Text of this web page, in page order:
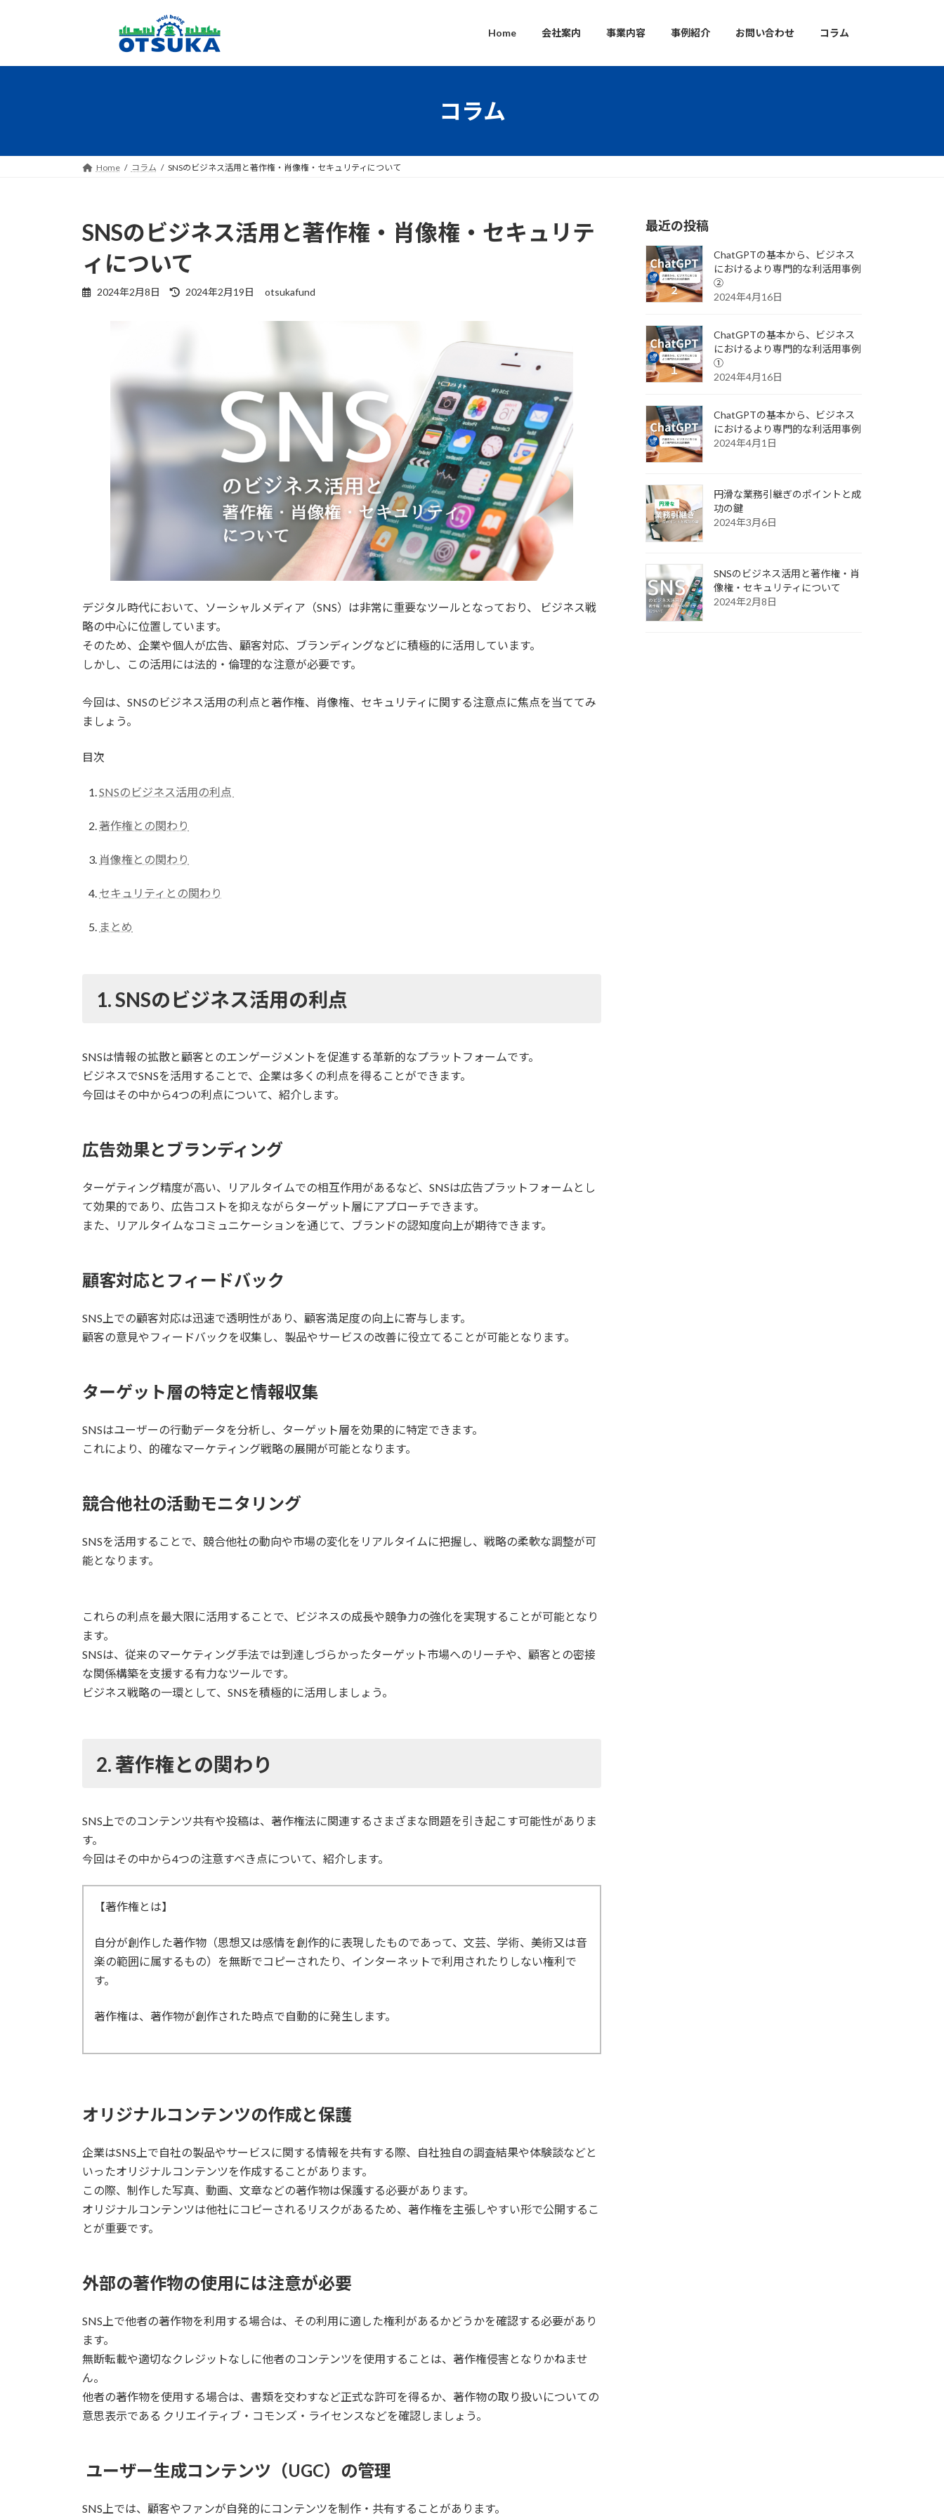
プ
動
Home 会社案内 事業内容 事例紹介 お問い合わせ コラム
コラム
Home コラム SNSのビジネス活用と著作権・肖像権・セキュリティについて
SNSのビジネス活用と著作権・肖像権・セキュリテ
ィについて
2024年2月8日
最
2024年2月19日 otsukafund
デジタル時代において、ソーシャルメディア（SNS）は非常に重要なツールとなっており、 ビジネス戦
略の中心に位置しています。
そのため、企業や個人が広告、顧客対応、ブランディングなどに積極的に活用しています。
しかし、この活用には法的・倫理的な注意が必要です。
今回は、SNSのビジネス活用の利点と著作権、肖像権、セキュリティに関する注意点に焦点を当ててみ
ましょう。
目次
SNSのビジネス活用の利点
著作権との関わり
肖像権との関わり
セキュリティとの関わり
まとめ
1.SNSのビジネス活用の利点
SNSは情報の拡散と顧客とのエンゲージメントを促進する革新的なプラットフォームです。
ビジネスでSNSを活用することで、企業は多くの利点を得ることができます。
今回はその中から4つの利点について、紹介します。
広告効果とブランディング
ターゲティング精度が高い、リアルタイムでの相互作用があるなど、SNSは広告プラットフォームとし
て効果的であり、広告コストを抑えながらターゲット層にアプローチできます。
また、リアルタイムなコミュニケーションを通じて、ブランドの認知度向上が期待できます。
顧客対応とフィードバック
SNS上での顧客対応は迅速で透明性があり、顧客満足度の向上に寄与します。
顧客の意見やフィードバックを収集し、製品やサービスの改善に役立てることが可能となります。
ターゲット層の特定と情報収集
SNSはユーザーの行動データを分析し、ターゲット層を効果的に特定できます。
これにより、的確なマーケティング戦略の展開が可能となります。
競合他社の活動モニタリング
SNSを活用することで、競合他社の動向や市場の変化をリアルタイムに把握し、戦略の柔軟な調整が可
能となります。
これらの利点を最大限に活用することで、ビジネスの成長や競争力の強化を実現することが可能となり
ます。
SNSは、従来のマーケティング手法では到達しづらかったターゲット市場へのリーチや、顧客との密接
な関係構築を支援する有力なツールです。
ビジネス戦略の一環として、SNSを積極的に活用しましょう。
2. 著作権との関わり
SNS上でのコンテンツ共有や投稿は、著作権法に関連するさまざまな問題を引き起こす可能性がありま
す。
今回はその中から4つの注意すべき点について、紹介します。
【著作権とは】
自分が創作した著作物（思想又は感情を創作的に表現したものであって、文芸、学術、美術又は音
楽の範囲に属するもの）を無断でコピーされたり、インターネットで利用されたりしない権利で
す。
著作権は、著作物が創作された時点で自動的に発生します。
オリジナルコンテンツの作成と保護
企業はSNS上で自社の製品やサービスに関する情報を共有する際、自社独自の調査結果や体験談などと
いったオリジナルコンテンツを作成することがあります。
この際、制作した写真、動画、文章などの著作物は保護する必要があります。
オリジナルコンテンツは他社にコピーされるリスクがあるため、著作権を主張しやすい形で公開するこ
とが重要です。
外部の著作物の使用には注意が必要
SNS上で他者の著作物を利用する場合は、その利用に適した権利があるかどうかを確認する必要があり
ます。
無断転載や適切なクレジットなしに他者のコンテンツを使用することは、著作権侵害となりかねませ
ん。
他者の著作物を使用する場合は、書類を交わすなど正式な許可を得るか、著作物の取り扱いについての
意思表示である クリエイティブ・コモンズ・ライセンスなどを確認しましょう。
ユーザー生成コンテンツ（UGC）の管理
SNS上では、顧客やファンが自発的にコンテンツを制作・共有することがあります。
最近の投稿
ChatGPTの基本から、ビジネス
におけるより専門的な利活用事例
②
2024年4月16日
ChatGPTの基本から、ビジネス
におけるより専門的な利活用事例
①
2024年4月16日
ChatGPTの基本から、ビジネス
におけるより専門的な利活用事例
2024年4月1日
円滑な業務引継ぎのポイントと成
功の鍵
2024年3月6日
SNSのビジネス活用と著作権・肖
像権・セキュリティについて
2024年2月8日